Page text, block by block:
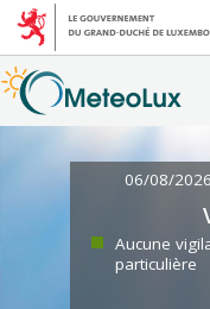
06/08/2026
Aucune
particulière